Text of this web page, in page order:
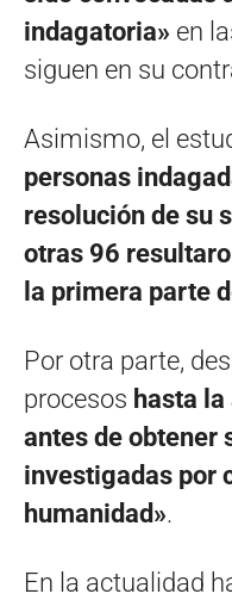
indagatoria» en
siguen en su
Asimismo, el
personas
resolución de su
otras 96
la primera parte
Por otra parte,
procesos hasta
antes de obtener
investigadas por
humanidad».
En la actualidad